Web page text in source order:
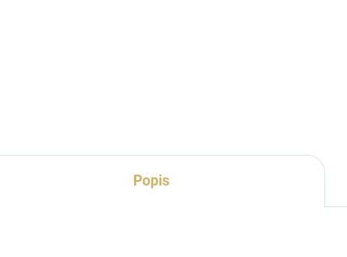
Popis